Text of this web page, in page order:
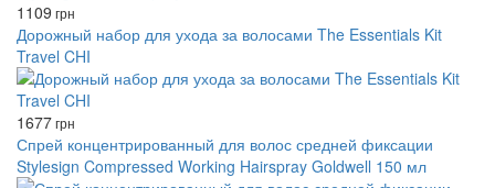
1109 грн
Дорожный набор для ухода за волосами The Essentials Kit
Travel CHI
1677грн
Спрей концентрированный для волос средней фиксации
Stylesign Compressed Working Hairspray Goldwell 150 мл